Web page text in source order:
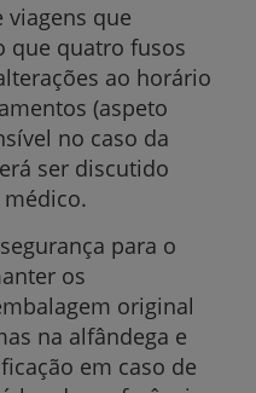
viagens que
que quatro fusos
ao horário
(aspeto
no caso da
ser discutido
para o
os
original
na alfândega e
em caso de